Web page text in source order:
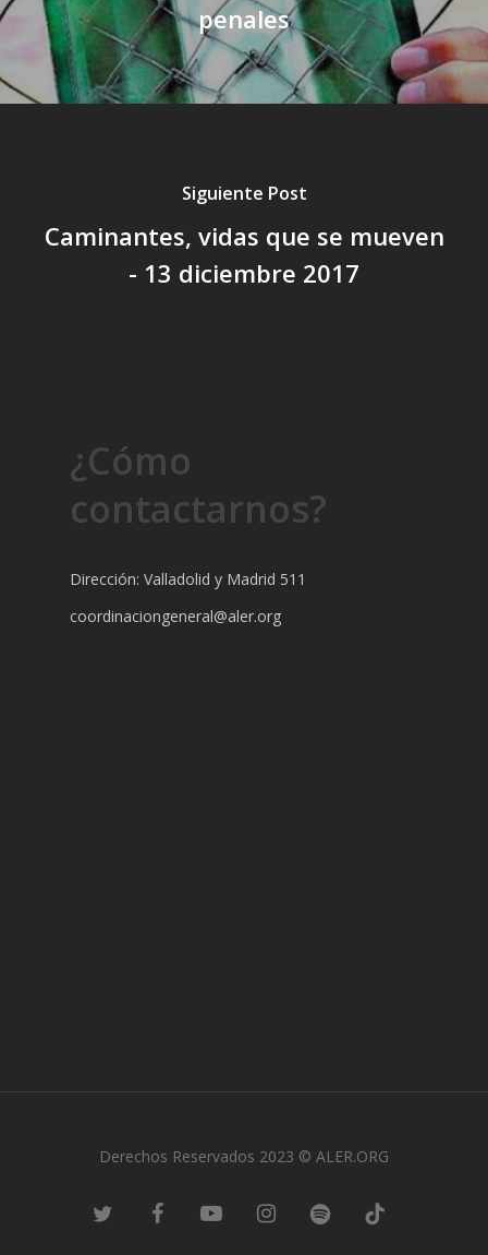
penales
Siguiente Post
Caminantes, vidas que se mueven
- 13 diciembre 2017
¿Cómo
contactarnos?
Dirección: Valladolid y Madrid 511
coordinaciongeneral@aler.org
Derechos Reservados 2023 © ALER.ORG